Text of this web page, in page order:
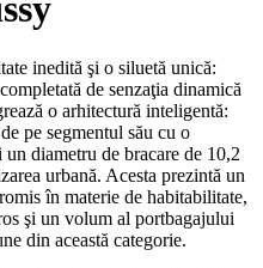
inedită şi o siluetă unică:
de senzaţia dinamică
o arhitectură inteligentă:
pe segmentul său cu o
diametru de bracare de 10,2
urbană. Acesta prezintă un
în materie de habitabilitate,
şi un volum al portbagajului
din această categorie.